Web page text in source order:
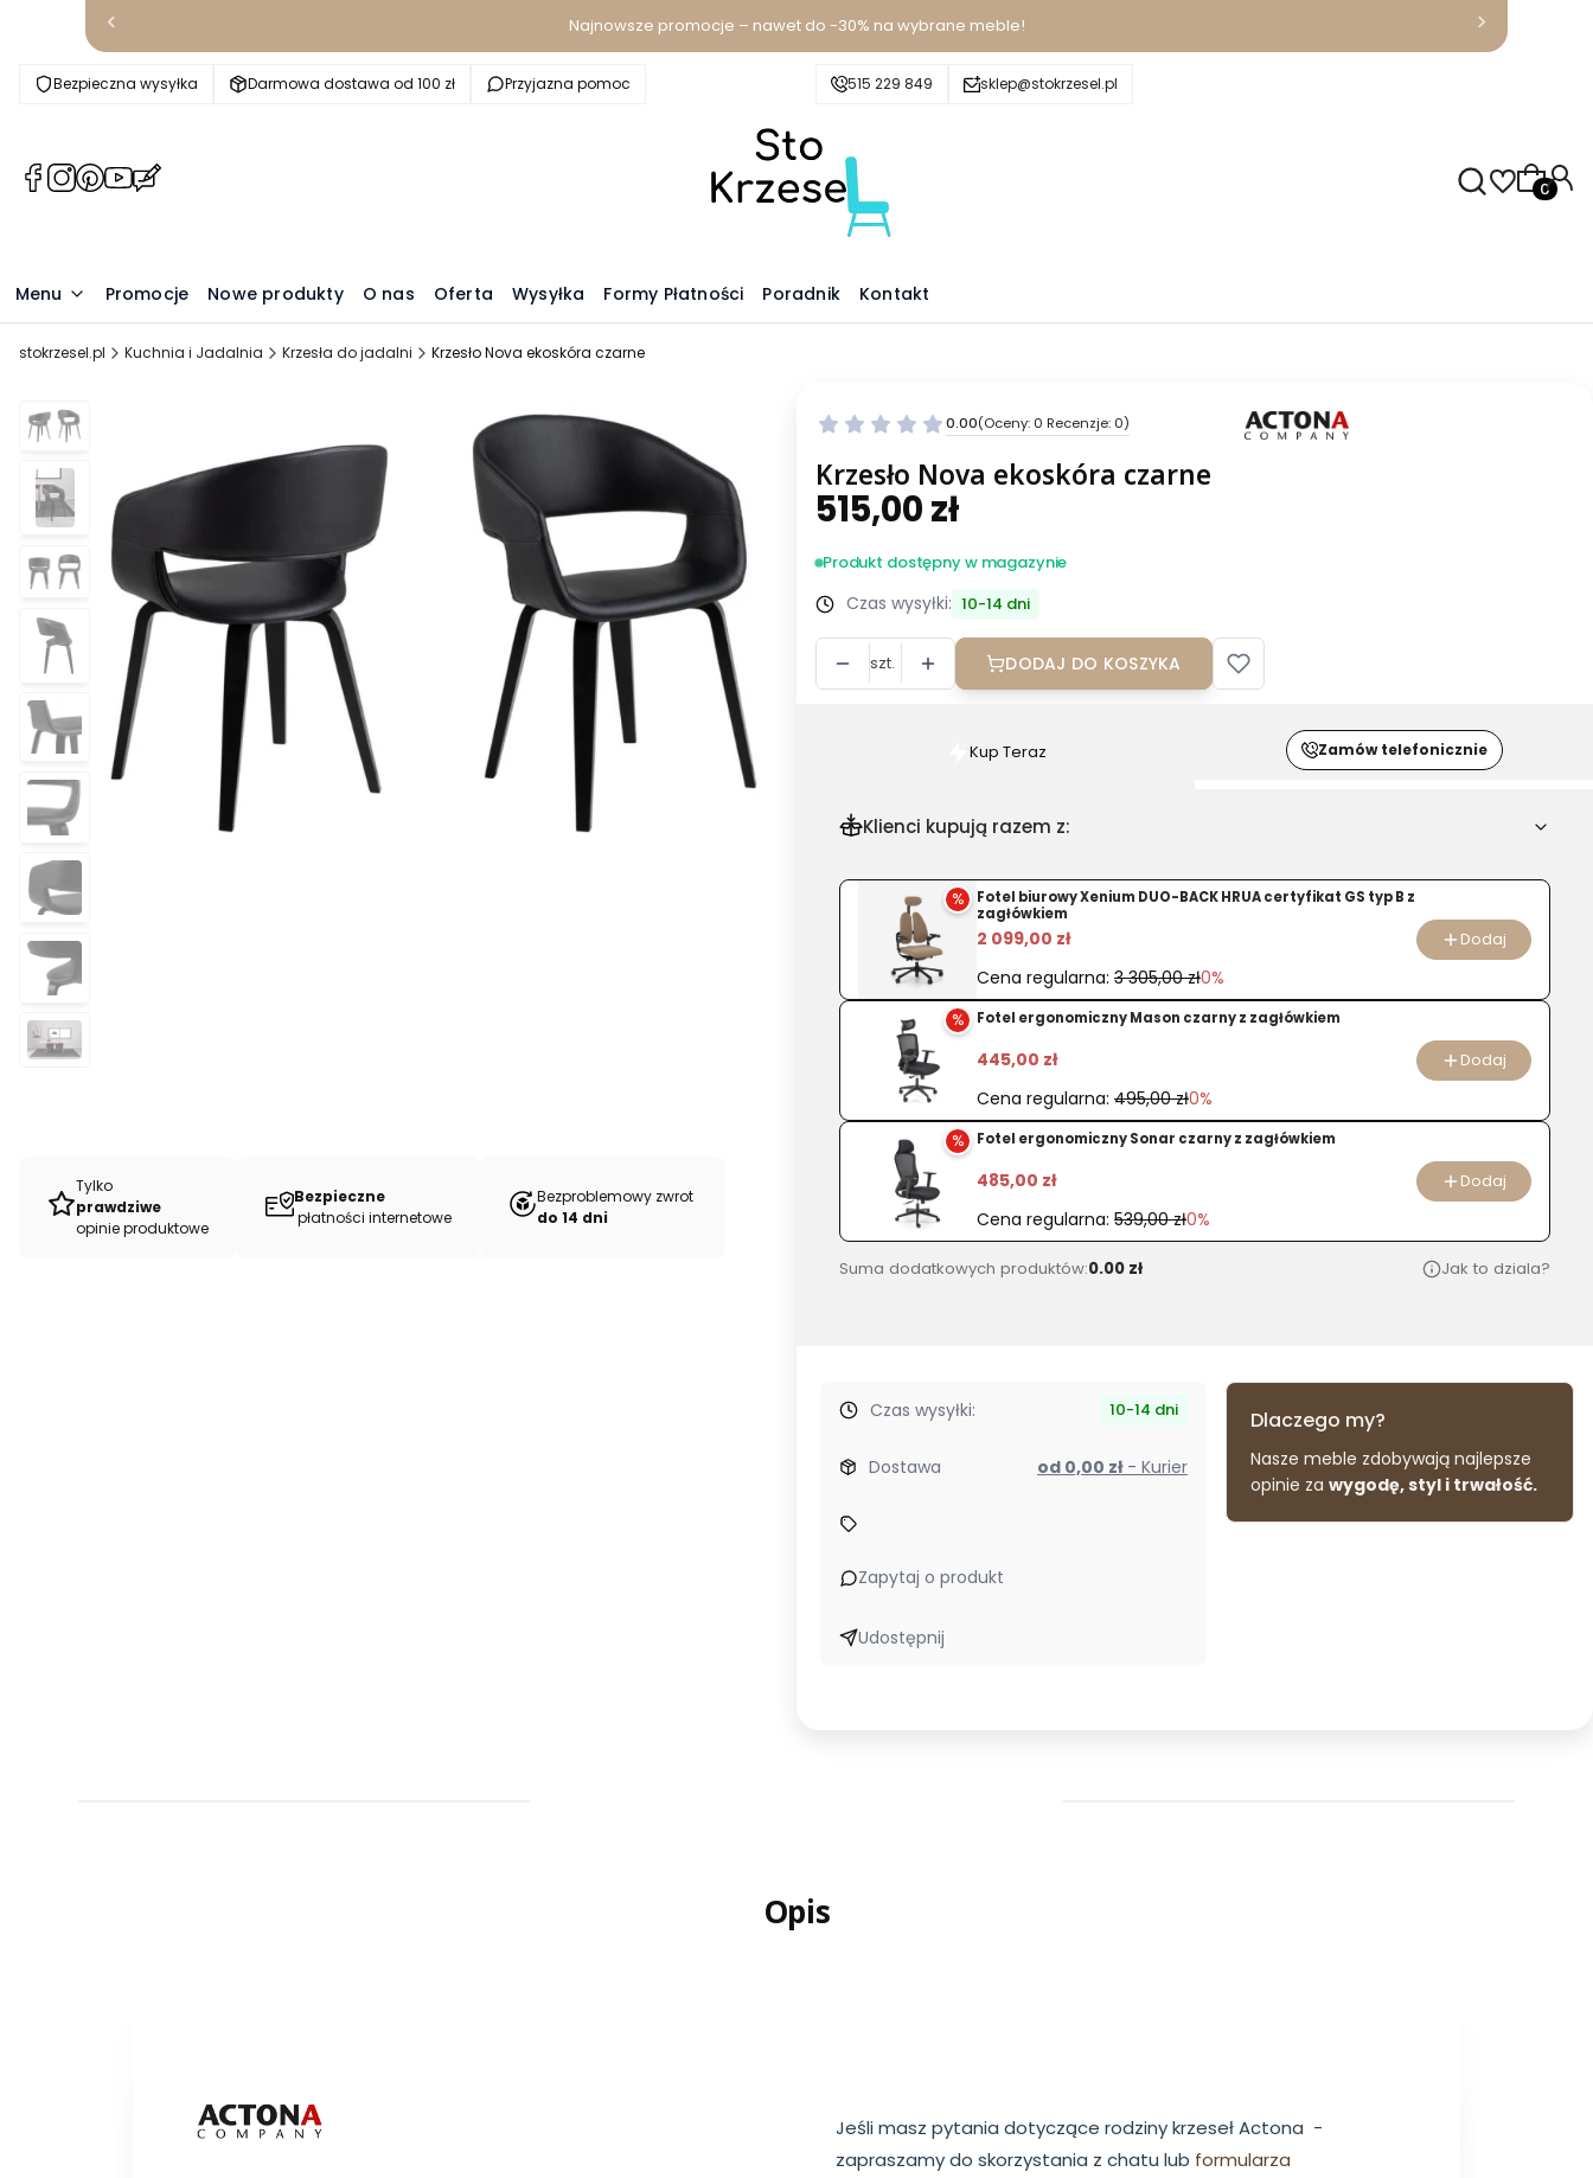
Najnowsze promocje – nawet do -30% na wybrane meble!
Bezpieczna wysyłka Darmowa dostawa od 100 zł Przyjazna pomoc 515 229 849 sklep@stokrzesel.pl
(Otwiera
karcie)
(Otwiera
karcie)
(Otwiera
karcie)
(Otwiera
karcie)
(Otwiera
karcie)
Menu Promocje Nowe produkty O nas Oferta Wysyłka Formy Płatności Poradnik Kontakt
stokrzesel.pl Kuchnia i Jadalnia Krzesła do jadalni Krzesło Nova ekoskóra czarne
Tylko
prawdziwe
opinie produktowe
Bezpieczne
płatności internetowe
Bezproblemowy zwrot
do 14 dni
0.00(Oceny: 0 Recenzje: 0)
Krzesło Nova ekoskóra czarne
Cena
515,00 zł
Produkt dostępny w magazynie
Czas wysyłki: 10-14 dni
szt. DODAJ DO KOSZYKA
Szybki
dla
Krzesło
Nova
ekoskóra
Kup Teraz Zamów telefonicznie
Klienci kupują razem z:
%
Fotel biurowy Xenium DUO-BACK HRUA certyfikat GS typ B z
zagłówkiem
2 099,00 zł
Cena regularna: 3 305,00 zł0%
Dodaj
% Fotel ergonomiczny Mason czarny z zagłówkiem
445,00 zł
Cena regularna: 495,00 zł0%
Dodaj
% Fotel ergonomiczny Sonar czarny z zagłówkiem
485,00 zł
Cena regularna: 539,00 zł0%
Dodaj
Suma dodatkowych produktów:0.00 zł Jak to dziala?
Czas wysyłki: 10-14 dni
Dostawa od 0,00 zł - Kurier
Zapytaj o produkt
Udostępnij
Dlaczego my?
Nasze meble zdobywają najlepsze
opinie za wygodę, styl i trwałość.
Opis
Jeśli masz pytania dotyczące rodziny krzeseł Actona -
zapraszamy do skorzystania z chatu lub formularza